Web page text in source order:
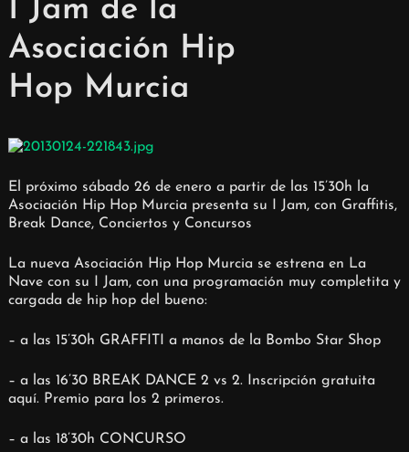
I Jam de la
Asociación Hip
Hop Murcia
El próximo sábado 26 de enero a partir de las 15’30h la
Asociación Hip Hop Murcia presenta su I Jam, con Graffitis,
Break Dance, Conciertos y Concursos
La nueva Asociación Hip Hop Murcia se estrena en La
Nave con su I Jam, con una programación muy completita y
cargada de hip hop del bueno:
– a las 15’30h GRAFFITI a manos de la Bombo Star Shop
– a las 16’30 BREAK DANCE 2 vs 2. Inscripción gratuita
aquí. Premio para los 2 primeros.
– a las 18’30h CONCURSO